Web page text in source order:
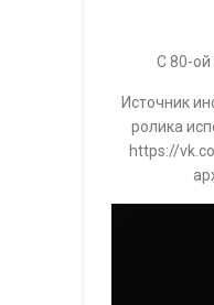
С 80-
Источник
ролика
https://